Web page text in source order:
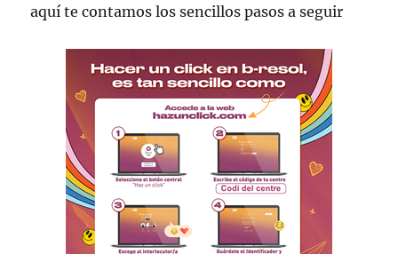
aquí te contamos los sencillos pasos a seguir